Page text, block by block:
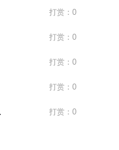
打赏：0
打赏：0
打赏：0
打赏：0
赖 打赏：0